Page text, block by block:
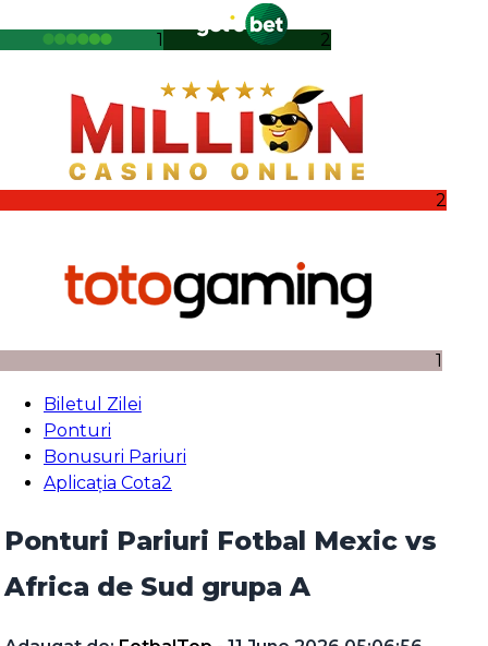
1 2
2
1
Biletul Zilei
Ponturi
Bonusuri Pariuri
Aplicația Cota2
Ponturi Pariuri Fotbal Mexic vs
Africa de Sud grupa A